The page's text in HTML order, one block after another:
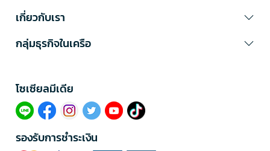
เกี่ยวกับเรา
กลุ่มธุรกิจในเครือ
โซเซียลมีเดีย​
รองรับการชำระเงิน